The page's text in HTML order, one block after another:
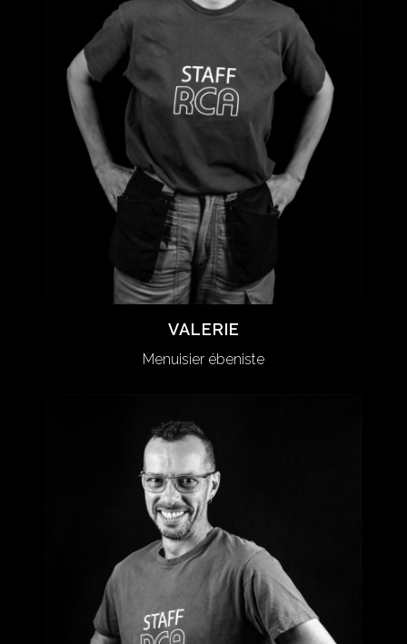
VALERIE
Menuisier ébeniste
VALERIE
Menuisier ébeniste